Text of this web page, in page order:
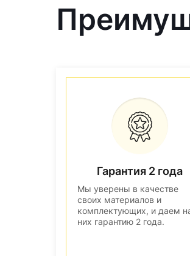
Гарантия 2 года
Мы уверены в качестве
своих материалов и
комплектующих, и даем
них гарантию 2 года.